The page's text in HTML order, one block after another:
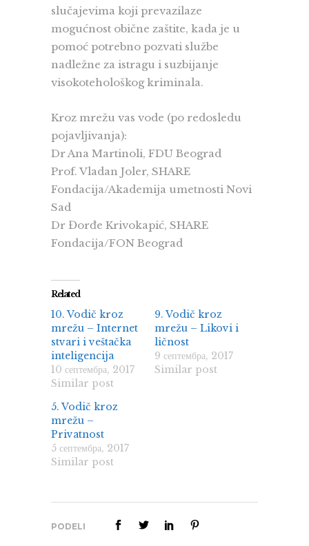
slučajevima koji prevazilaze
mogućnost obične zaštite, kada je u
pomoć potrebno pozvati službe
nadležne za istragu i suzbijanje
visokotehološkog kriminala.
Kroz mrežu vas vode (po redosledu
pojavljivanja):
Dr Ana Martinoli, FDU Beograd
Prof. Vladan Joler, SHARE
Fondacija/Akademija umetnosti Novi
Sad
Dr Đorđe Krivokapić, SHARE
Fondacija/FON Beograd
Related
10. Vodič kroz
mrežu – Internet
stvari i veštačka
inteligencija
10 септембра, 2017
Similar post
9. Vodič kroz
mrežu – Likovi i
ličnost
9 септембра, 2017
Similar post
5. Vodič kroz
mrežu –
Privatnost
5 септембра, 2017
Similar post
PODELI